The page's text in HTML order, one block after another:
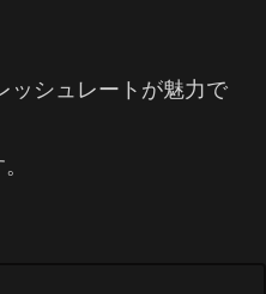
ッシュレートが魅力で